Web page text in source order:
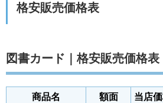
格安販売価格表
図書カード｜格安販売価格表
商品名 額面 当店